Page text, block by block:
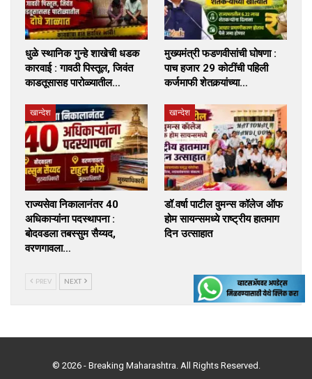
धुळे स्थानिक गुन्हे शाखेची धडक
कारवाई : गावठी पिस्तूल, जिवंत
काडतूसासह पारोळ्यातील…
मुख्यमंत्री फडणवीसांची घोषणा :
पाच हजार 29 कोटींची पहिली
कर्जमाफी शेतकर्‍यांच्या…
खान्देश
राज्यसेवा निकालानंतर 40
अधिकाऱ्यांना पदस्थापना :
बोदवडला तबस्सुम सैय्यद,
वरणगावला…
खान्देश
डॉ.वर्षा पाटील वुमन्स कॉलेज ऑफ
होम सायन्समध्ये राष्ट्रीय हातमाग
दिन उत्साहात
PREV NEXT
© 2026 - Breaking Maharashtra. All Rights Reserved.